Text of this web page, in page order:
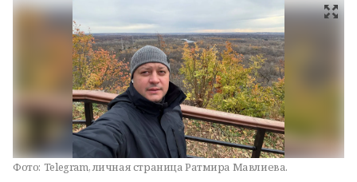
Фото: Telegram, личная страница Ратмира Мавлиева.